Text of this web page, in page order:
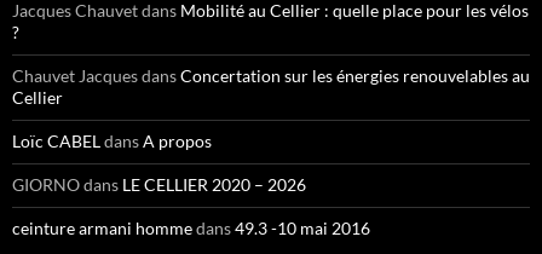
Jacques Chauvetdans Mobilité au Cellier : quelle place pour les vélos
?
Chauvet JacquesdansConcertation sur les énergies renouvelables au
Cellier
Loïc CABELdansA propos
GIORNOdans LE CELLIER 2020 – 2026
ceinture armani hommedans49.3 -10 mai 2016